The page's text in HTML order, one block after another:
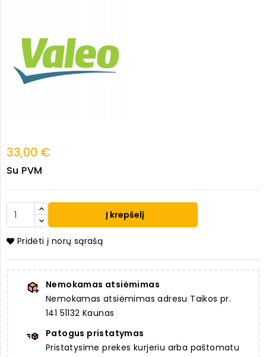
33,00 €
Su PVM
Į krepšelį
Pridėti į norų sąrašą
Nemokamas atsiėmimas
Nemokamas atsiėmimas adresu Taikos pr.
141 51132 Kaunas
Patogus pristatymas
Pristatysime prekes kurjeriu arba paštomatu